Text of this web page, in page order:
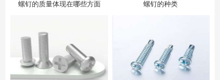
螺钉的质量体现在哪些方面 螺钉的种类